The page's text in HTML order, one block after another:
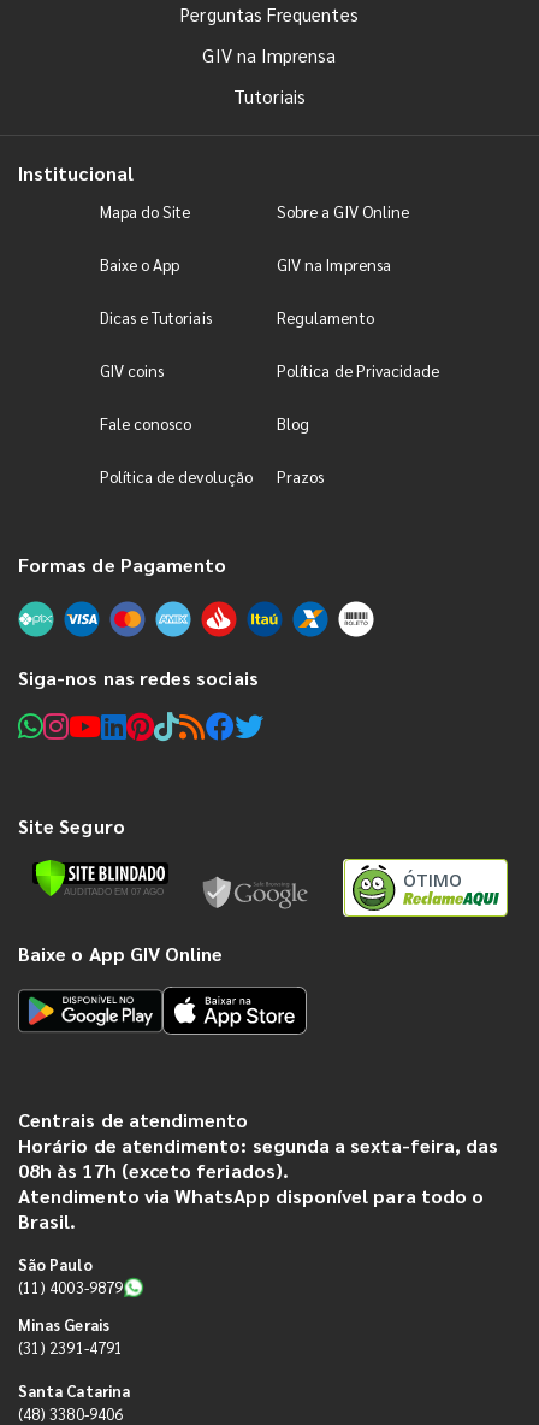
Perguntas Frequentes
GIV na Imprensa
Tutoriais
Institucional
Mapa do Site Sobre a GIV Online
Baixe o App GIV na Imprensa
Dicas e Tutoriais Regulamento
GIV coins Política de Privacidade
Fale conosco Blog
Política de devolução Prazos
Formas de Pagamento
Siga-nos nas redes sociais
Site Seguro
ÓTIMO
Baixe o App GIV Online
Centrais de atendimento
Horário de atendimento: segunda a sexta-feira, das
08h às 17h (exceto feriados).
Atendimento via WhatsApp disponível para todo o
Brasil.
São Paulo
(11) 4003-9879
Minas Gerais
(31) 2391-4791
Santa Catarina
(48) 3380-9406